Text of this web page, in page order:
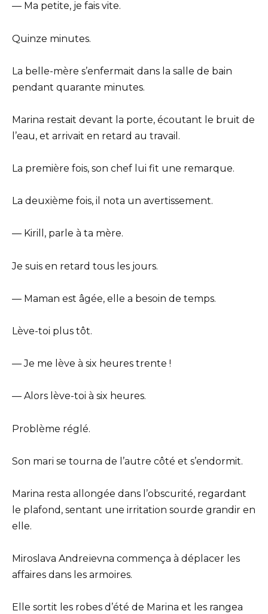
— Ma petite, je fais vite.
Quinze minutes.
La belle-mère s’enfermait dans la salle de bain
pendant quarante minutes.
Marina restait devant la porte, écoutant le bruit de
l’eau, et arrivait en retard au travail.
La première fois, son chef lui fit une remarque.
La deuxième fois, il nota un avertissement.
— Kirill, parle à ta mère.
Je suis en retard tous les jours.
— Maman est âgée, elle a besoin de temps.
Lève-toi plus tôt.
— Je me lève à six heures trente !
— Alors lève-toi à six heures.
Problème réglé.
Son mari se tourna de l’autre côté et s’endormit.
Marina resta allongée dans l’obscurité, regardant
le plafond, sentant une irritation sourde grandir en
elle.
Miroslava Andreïevna commença à déplacer les
affaires dans les armoires.
Elle sortit les robes d’été de Marina et les rangea